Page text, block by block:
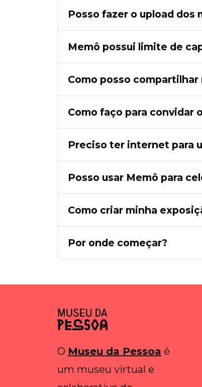
Posso fazer o upload dos
Memô possui limite de
Como posso
Como faço para convidar
Preciso ter internet para
Posso usar Memô para
Como criar minha
Por onde começar?
O Museu da Pessoa é
um museu virtual e